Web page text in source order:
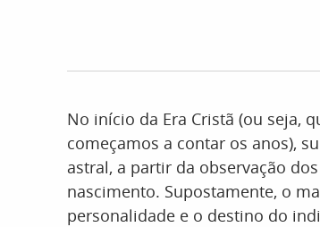
No início da Era Cristã (ou seja,
começamos a contar os anos),
astral, a partir da observação
nascimento. Supostamente, o
personalidade e o destino do